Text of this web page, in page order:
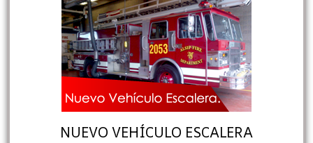
NUEVO VEHÍCULO ESCALERA